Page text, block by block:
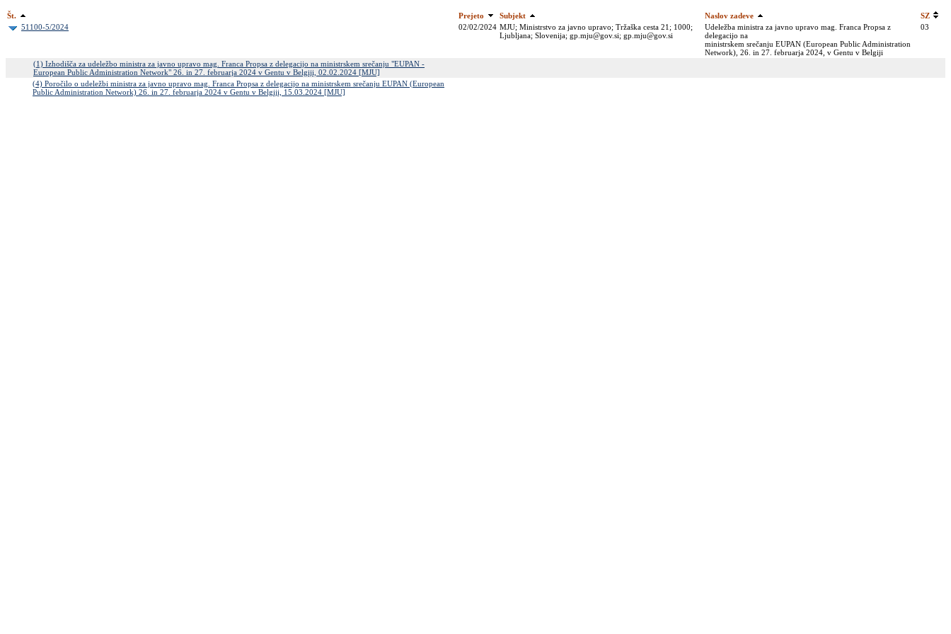
Št. Prejeto Subjekt Naslov zadeve
SZ
51100-5/2024
02/02/2024 MJU; Ministrstvo za javno upravo; Tržaška cesta 21; 1000;
Ljubljana; Slovenija; gp.mju@gov.si; gp.mju@gov.si
Udeležba ministra za javno upravo mag. Franca Propsa z
delegacijo na
ministrskem srečanju EUPAN (European Public Administration
Network), 26. in 27. februarja 2024, v Gentu v Belgiji
03
(1) Izhodišča za udeležbo ministra za javno upravo mag. Franca Propsa z delegacijo na ministrskem srečanju "EUPAN -
European Public Administration Network" 26. in 27. februarja 2024 v Gentu v Belgiji, 02.02.2024 [MJU]
(4) Poročilo o udeležbi ministra za javno upravo mag. Franca Propsa z delegacijo na ministrskem srečanju EUPAN (European
Public Administration Network) 26. in 27. februarja 2024 v Gentu v Belgiji, 15.03.2024 [MJU]